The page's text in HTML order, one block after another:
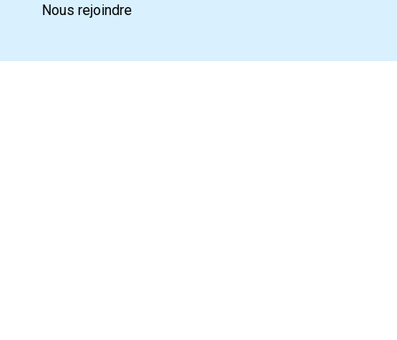
Nous rejoindre